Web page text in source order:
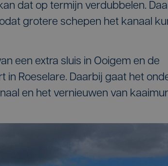
dat op termijn verdubbelen.
grotere schepen het kanaal
een extra sluis in Ooigem en de
in Roeselare. Daarbij gaat het
en het vernieuwen van